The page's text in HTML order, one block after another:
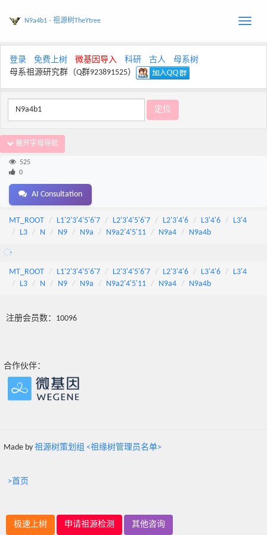
Toggle
N9a4b1 - 祖源树TheYtree
登录 免费上树 微基因导入 科研 古人
母系树
母系祖源研究群（Q群923891525）
展开字母导航
525
0
AI Consultation
MT_ROOT L1'2'3'4'5'6'7 L2'3'4'5'6'7 L2'3'4'6 L3'4'6
L3'4
L3
N N9 N9a N9a2'4'5'11 N9a4 N9a4b
MT_ROOT L1'2'3'4'5'6'7 L2'3'4'5'6'7 L2'3'4'6 L3'4'6
L3'4
L3
N N9 N9a N9a2'4'5'11 N9a4 N9a4b
注册会员数：10096
合作伙伴：
Made by 祖源树策划组 <祖缘树管理员名单>
>首页
极速上树 申请祖源检测 其他咨询